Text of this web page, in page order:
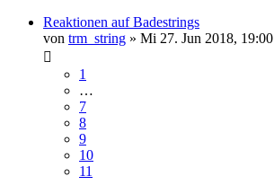
Reaktionen auf Badestrings
von trm_string » Mi 27. Jun 2018, 19:00
1
…
7
8
9
10
11